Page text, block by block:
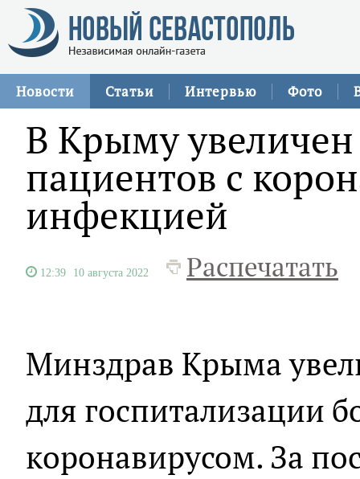
Новости Статьи Интервью Фото
В Крыму
пациентов с
инфекцией
12:39 10 августа 2022 Распечатать
Минздрав Крыма
для госпитализации
коронавирусом. За